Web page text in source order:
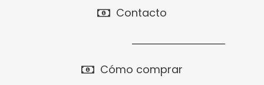
Contacto
Cómo comprar